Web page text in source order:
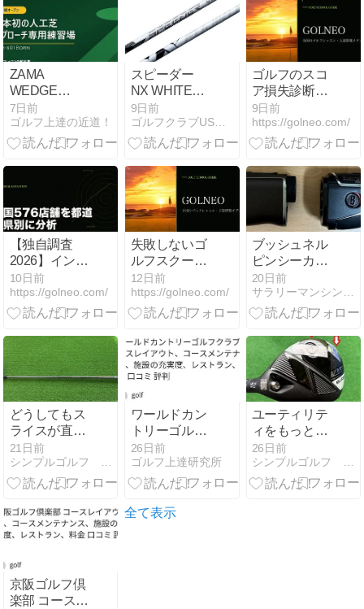
ZAMA
WEDGE
RANGE徹底
解説｜座間の
人工芝アプロ
7日前
ゴルフ上達の近道！
スピーダー
NX WHITEは
誰に合う？
【３つの重要
ポイント】
い｜試打・評
価｜特徴と適
合ゴルファー
を解説
9日前
ゴルフクラブUSモデル|スペック・評価・価格を紹介
ゴルフのスコ
ア損失診断｜
次に減らすべ
き打数と7日
間プラン
9日前
https://golneo.com/
【独自調査
2026】インド
アゴルフ576
店舗の都道府
県分布｜東京
県83.2%
10日前
https://golneo.com/
失敗しないゴ
ルフスクール
の選び方｜7
つのチェック
ポイント
12日前
https://golneo.com/
ブッシュネル
ピンシーカー
PRO XMジョ
ルト買いまし
たので真剣に
す。
20日前
どうしてもス
ライスが直ら
ない人は、や
っぱり短尺ド
ライバー！！
ッティングを
紹介！
21日前
ワールドカン
トリーゴルフ
クラブ コース
レイアウト、
コースメンテ
の充実度、レ
26日前
ゴルフ上達研究所
ユーティリテ
ィをもっと打
ちやすくす
る！ 最後はや
っぱり鉛のテ
26日前
京阪ゴルフ倶
楽部 コースレ
全て表示